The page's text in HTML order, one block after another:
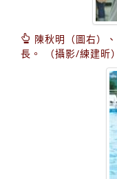
陳秋明（圖右）
長。 （攝影/練建昕）